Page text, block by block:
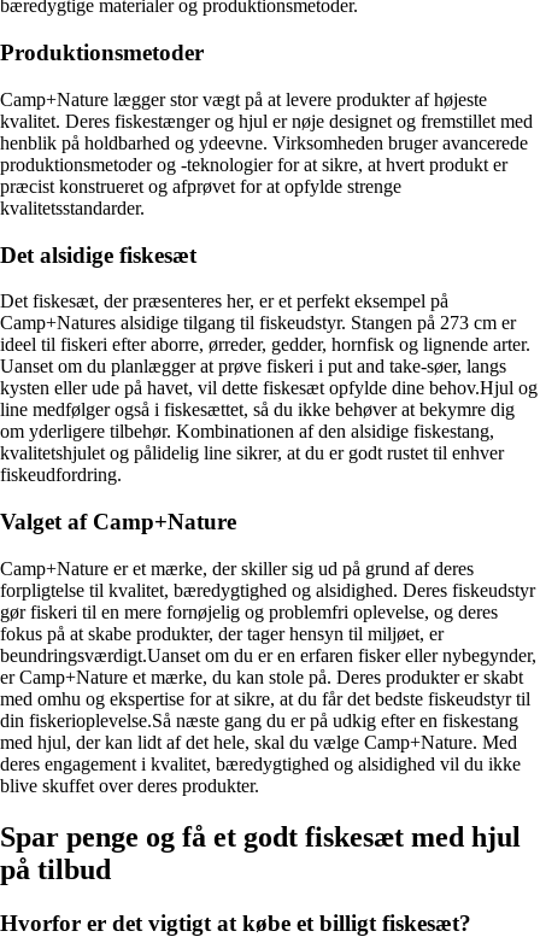
bæredygtige materialer og produktionsmetoder.
Produktionsmetoder
Camp+Nature lægger stor vægt på at levere produkter af højeste
kvalitet. Deres fiskestænger og hjul er nøje designet og fremstillet med
henblik på holdbarhed og ydeevne. Virksomheden bruger avancerede
produktionsmetoder og -teknologier for at sikre, at hvert produkt er
præcist konstrueret og afprøvet for at opfylde strenge
kvalitetsstandarder.
Det alsidige fiskesæt
Det fiskesæt, der præsenteres her, er et perfekt eksempel på
Camp+Natures alsidige tilgang til fiskeudstyr. Stangen på 273 cm er
ideel til fiskeri efter aborre, ørreder, gedder, hornfisk og lignende arter.
Uanset om du planlægger at prøve fiskeri i put and take-søer, langs
kysten eller ude på havet, vil dette fiskesæt opfylde dine behov.Hjul og
line medfølger også i fiskesættet, så du ikke behøver at bekymre dig
om yderligere tilbehør. Kombinationen af den alsidige fiskestang,
kvalitetshjulet og pålidelig line sikrer, at du er godt rustet til enhver
fiskeudfordring.
Valget af Camp+Nature
Camp+Nature er et mærke, der skiller sig ud på grund af deres
forpligtelse til kvalitet, bæredygtighed og alsidighed. Deres fiskeudstyr
gør fiskeri til en mere fornøjelig og problemfri oplevelse, og deres
fokus på at skabe produkter, der tager hensyn til miljøet, er
beundringsværdigt.Uanset om du er en erfaren fisker eller nybegynder,
er Camp+Nature et mærke, du kan stole på. Deres produkter er skabt
med omhu og ekspertise for at sikre, at du får det bedste fiskeudstyr til
din fiskerioplevelse.Så næste gang du er på udkig efter en fiskestang
med hjul, der kan lidt af det hele, skal du vælge Camp+Nature. Med
deres engagement i kvalitet, bæredygtighed og alsidighed vil du ikke
blive skuffet over deres produkter.
Spar penge og få et godt fiskesæt med hjul
på tilbud
Hvorfor er det vigtigt at købe et billigt fiskesæt?